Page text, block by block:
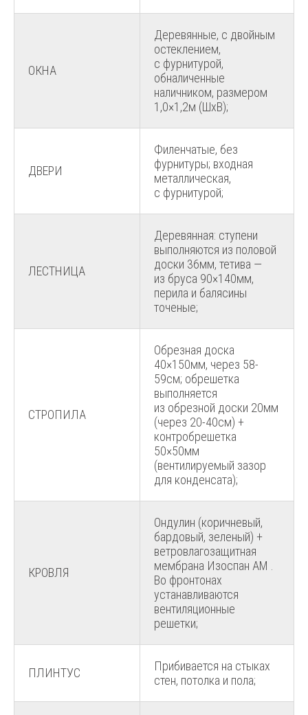
ОКНА
Деревянные, с двойным
остеклением,
с фурнитурой,
обналиченные
наличником, размером
1,0×1,2м (ШхВ);
ДВЕРИ
Филенчатые, без
фурнитуры; входная
металлическая,
с фурнитурой;
ЛЕСТНИЦА
Деревянная: ступени
выполняются из половой
доски 36мм, тетива —
из бруса 90×140мм,
перила и балясины
точеные;
СТРОПИЛА
Обрезная доска
40×150мм, через 58-
59см; обрешетка
выполняется
из обрезной доски 20мм
(через 20-40см) +
контробрешетка
50×50мм
(вентилируемый зазор
для конденсата);
КРОВЛЯ
Ондулин (коричневый,
бардовый, зеленый) +
ветровлагозащитная
мембрана Изоспан АМ .
Во фронтонах
устанавливаются
вентиляционные
решетки;
ПЛИНТУС
Прибивается на стыках
стен, потолка и пола;